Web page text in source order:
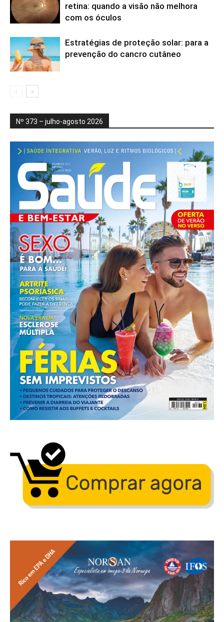
retina: quando a visão não melhora
com os óculos
Estratégias de proteção solar: para a
prevenção do cancro cutâneo
Nº 373 – julho-agosto 2026